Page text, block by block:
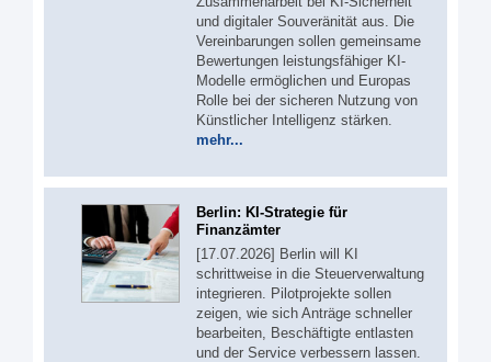
und digitaler Souveränität aus. Die
Vereinbarungen sollen gemeinsame
Bewertungen leistungsfähiger KI-
Modelle ermöglichen und Europas
Rolle bei der sicheren Nutzung von
Künstlicher Intelligenz stärken.
mehr...
Berlin: KI-Strategie für
Finanzämter
[17.07.2026] Berlin will KI
schrittweise in die Steuerverwaltung
integrieren. Pilotprojekte sollen
zeigen, wie sich Anträge schneller
bearbeiten, Beschäftigte entlasten
und der Service verbessern lassen.